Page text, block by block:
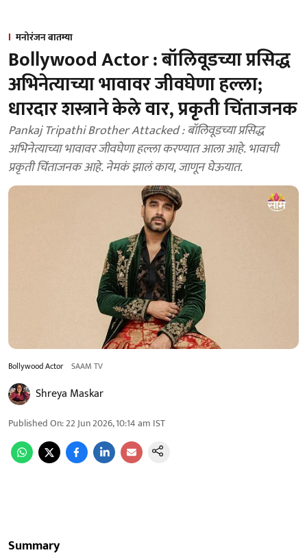
मनोरंजन बातम्या
Bollywood Actor : बॉलिवूडच्या प्रसिद्ध
अभिनेत्याच्या भावावर जीवघेणा हल्ला;
धारदार शस्त्राने केले वार, प्रकृती चिंताजनक
Pankaj Tripathi Brother Attacked : बॉलिवूडच्या प्रसिद्ध
अभिनेत्याच्या भावावर जीवघेणा हल्ला करण्यात आला आहे. भावाची
प्रकृती चिंताजनक आहे. नेमकं झालं काय, जाणून घेऊयात.
Bollywood Actor SAAM TV
Shreya Maskar
Published On:22 Jun 2026, 10:14 am IST
Summary